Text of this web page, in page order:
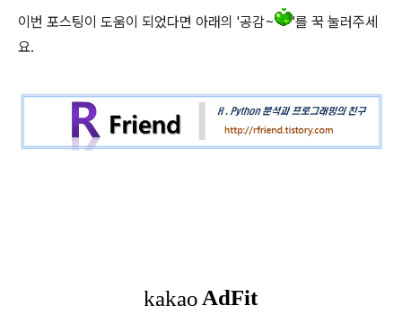
이번 포스팅이 도움이 되었다면 아래의 '공감~
'를 꾹 눌러주세
요.